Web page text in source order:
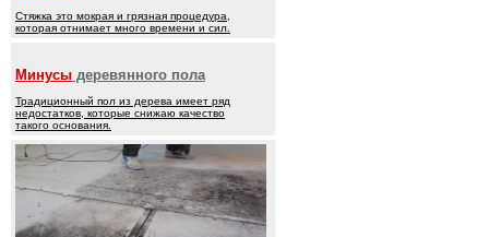
Стяжка это мокрая и грязная процедура,
которая отнимает много времени и сил.
Минусы деревянного пола
Традиционный пол из дерева имеет ряд
недостатков, которые снижаю качество
такого основания.